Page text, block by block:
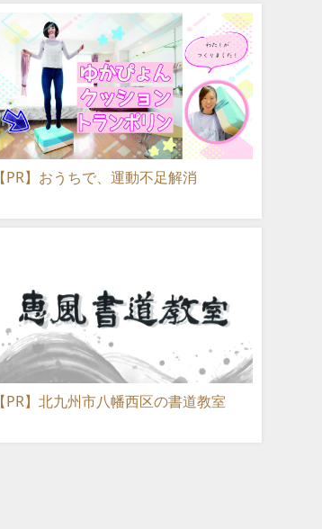
【PR】おうちで、運動不足解消
【PR】北九州市八幡西区の書道教室